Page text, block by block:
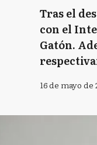
Tras el
con el
Gatón.
16 de mayo de